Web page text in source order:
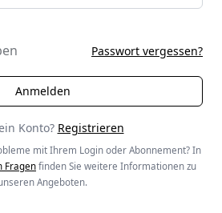
Passwort vergessen?
Konto? Registrieren
mit Ihrem Login oder Abonnement? In
Fragenfinden Sie weitere Informationen zu
Angeboten.